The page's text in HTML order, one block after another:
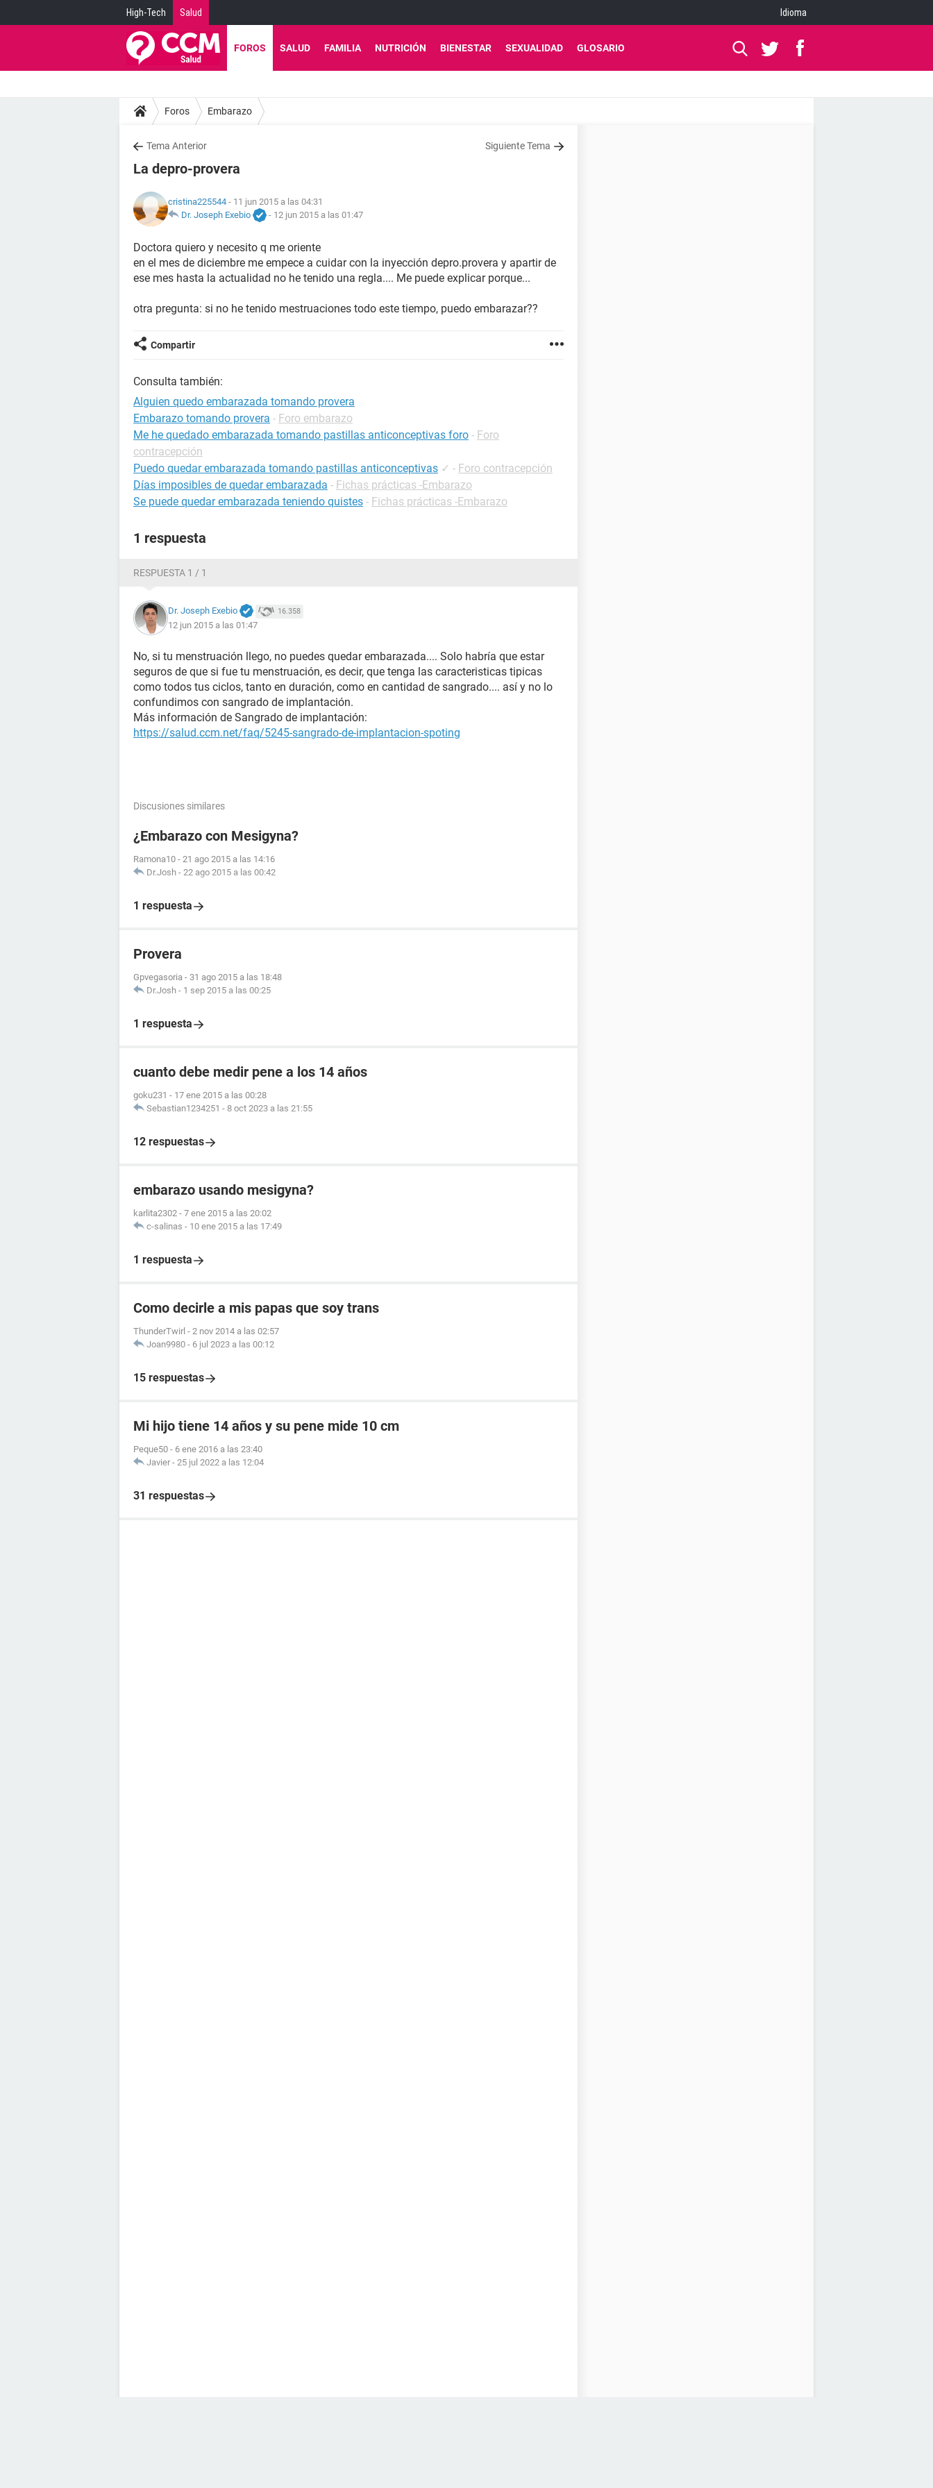
High-Tech Salud Idioma
FOROS SALUD FAMILIA NUTRICIÓN BIENESTAR SEXUALIDAD GLOSARIO
Foros Embarazo
Tema Anterior Siguiente Tema
La depro-provera
cristina225544 - 11 jun 2015 a las 04:31
Dr. Joseph Exebio
- 12 jun 2015 a las 01:47
Doctora quiero y necesito q me oriente
en el mes de diciembre me empece a cuidar con la inyección depro.provera y apartir de
ese mes hasta la actualidad no he tenido una regla.... Me puede explicar porque...
otra pregunta: si no he tenido mestruaciones todo este tiempo, puedo embarazar??
Compartir
Consulta también:
Alguien quedo embarazada tomando provera
Embarazo tomando provera - Foro embarazo
Me he quedado embarazada tomando pastillas anticonceptivas foro - Foro
contracepción
Puedo quedar embarazada tomando pastillas anticonceptivas ✓ - Foro contracepción
Días imposibles de quedar embarazada - Fichas prácticas -Embarazo
Se puede quedar embarazada teniendo quistes - Fichas prácticas -Embarazo
1 respuesta
RESPUESTA 1 / 1
Dr. Joseph Exebio 16.358
12 jun 2015 a las 01:47
No, si tu menstruación llego, no puedes quedar embarazada.... Solo habría que estar
seguros de que si fue tu menstruación, es decir, que tenga las caracteristicas tipicas
como todos tus ciclos, tanto en duración, como en cantidad de sangrado.... así y no lo
confundimos con sangrado de implantación.
Más información de Sangrado de implantación:
https://salud.ccm.net/faq/5245-sangrado-de-implantacion-spoting
Discusiones similares
¿Embarazo con Mesigyna?
Ramona10 - 21 ago 2015 a las 14:16
Dr.Josh - 22 ago 2015 a las 00:42
1 respuesta
Provera
Gpvegasoria - 31 ago 2015 a las 18:48
Dr.Josh - 1 sep 2015 a las 00:25
1 respuesta
cuanto debe medir pene a los 14 años
goku231 - 17 ene 2015 a las 00:28
Sebastian1234251 - 8 oct 2023 a las 21:55
12 respuestas
embarazo usando mesigyna?
karlita2302 - 7 ene 2015 a las 20:02
c-salinas - 10 ene 2015 a las 17:49
1 respuesta
Como decirle a mis papas que soy trans
ThunderTwirl - 2 nov 2014 a las 02:57
Joan9980 - 6 jul 2023 a las 00:12
15 respuestas
Mi hijo tiene 14 años y su pene mide 10 cm
Peque50 - 6 ene 2016 a las 23:40
Javier - 25 jul 2022 a las 12:04
31 respuestas